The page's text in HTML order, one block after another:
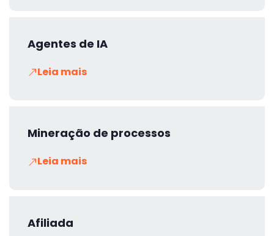
Agentes de IA
Leia mais
Mineração de processos
Leia mais
Afiliada